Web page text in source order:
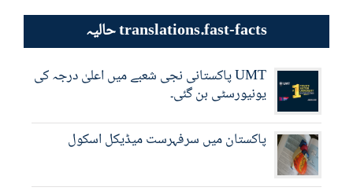
حالیہ translations.fast-facts
UMT پاکستانی نجی شعبے میں اعلیٰ درجہ کی
یونیورسٹی بن گئی۔
پاکستان میں سرفہرست میڈیکل اسکول